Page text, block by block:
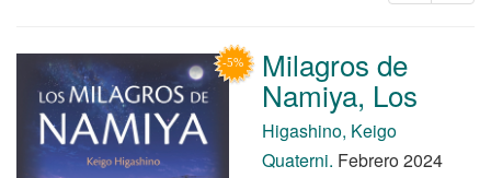
Milagros de
Namiya, Los
Higashino, Keigo
Quaterni. Febrero 2024